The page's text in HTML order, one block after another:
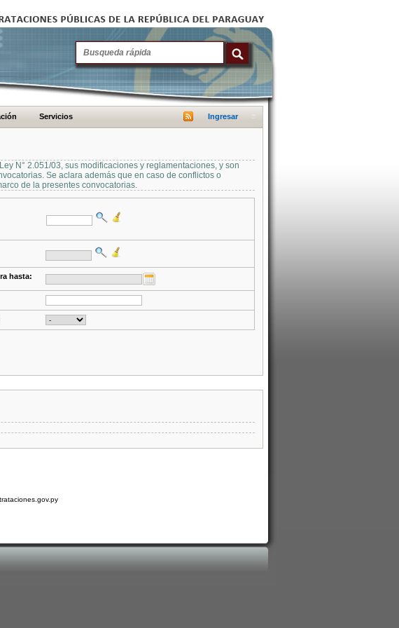
Servicios Ingresar
N° 2.051/03, sus modificaciones y reglamentaciones, y son
Se aclara además que en caso de conflictos o
de la presentes convocatorias.
hasta: